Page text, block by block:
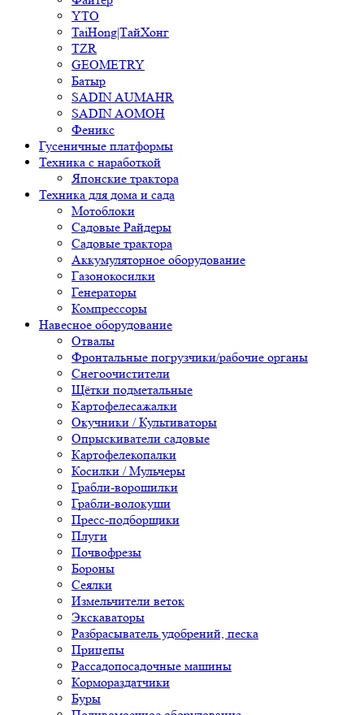
YTO
TaiHong|ТайХонг
TZR
GEOMETRY
Батыр
SADIN AUMAHR
SADIN AOMOH
Феникс
Гусеничные платформы
Техника с наработкой
Японские трактора
Техника для дома и сада
Мотоблоки
Садовые Райдеры
Садовые трактора
Аккумуляторное оборудование
Газонокосилки
Генераторы
Компрессоры
Навесное оборудование
Отвалы
Фронтальные погрузчики/рабочие органы
Снегоочистители
Щётки подметальные
Картофелесажалки
Окучники / Культиваторы
Опрыскиватели садовые
Картофелекопалки
Косилки / Мульчеры
Грабли-ворошилки
Грабли-волокуши
Пресс-подборщики
Плуги
Почвофрезы
Бороны
Сеялки
Измельчители веток
Экскаваторы
Разбрасыватель удобрений, песка
Прицепы
Рассадопосадочные машины
Кормораздатчики
Буры